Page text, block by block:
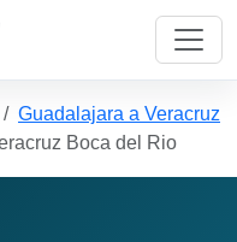
Guadalajara a Veracruz
Boca del Rio